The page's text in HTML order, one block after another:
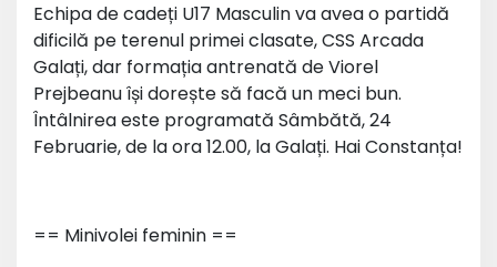
Echipa de cadeți U17 Masculin va avea o partidă
dificilă pe terenul primei clasate, CSS Arcada
Galați, dar formația antrenată de Viorel
Prejbeanu își dorește să facă un meci bun.
Întâlnirea este programată Sâmbătă, 24
Februarie, de la ora 12.00, la Galați. Hai Constanța!
== Minivolei feminin ==